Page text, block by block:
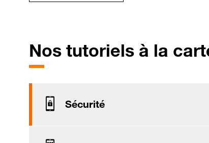
Nos tutoriels à la
Sécurité